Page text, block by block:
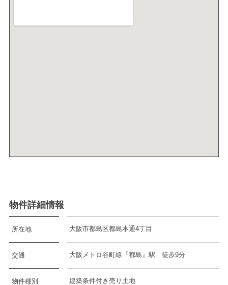
物件詳細情報
所在地 大阪市都島区都島本通4丁目
交通 大阪メトロ谷町線『都島』駅 徒歩9分
物件種別 建築条件付き売り土地